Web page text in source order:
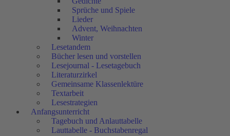
Sprüche und Spiele
Lieder
Advent, Weihnachten
Winter
Lesetandem
Bücher lesen und vorstellen
Lesejournal - Lesetagebuch
Literaturzirkel
Gemeinsame Klassenlektüre
Textarbeit
Lesestrategien
Anfangsunterricht
Tagebuch und Anlauttabelle
Lauttabelle - Buchstabenregal